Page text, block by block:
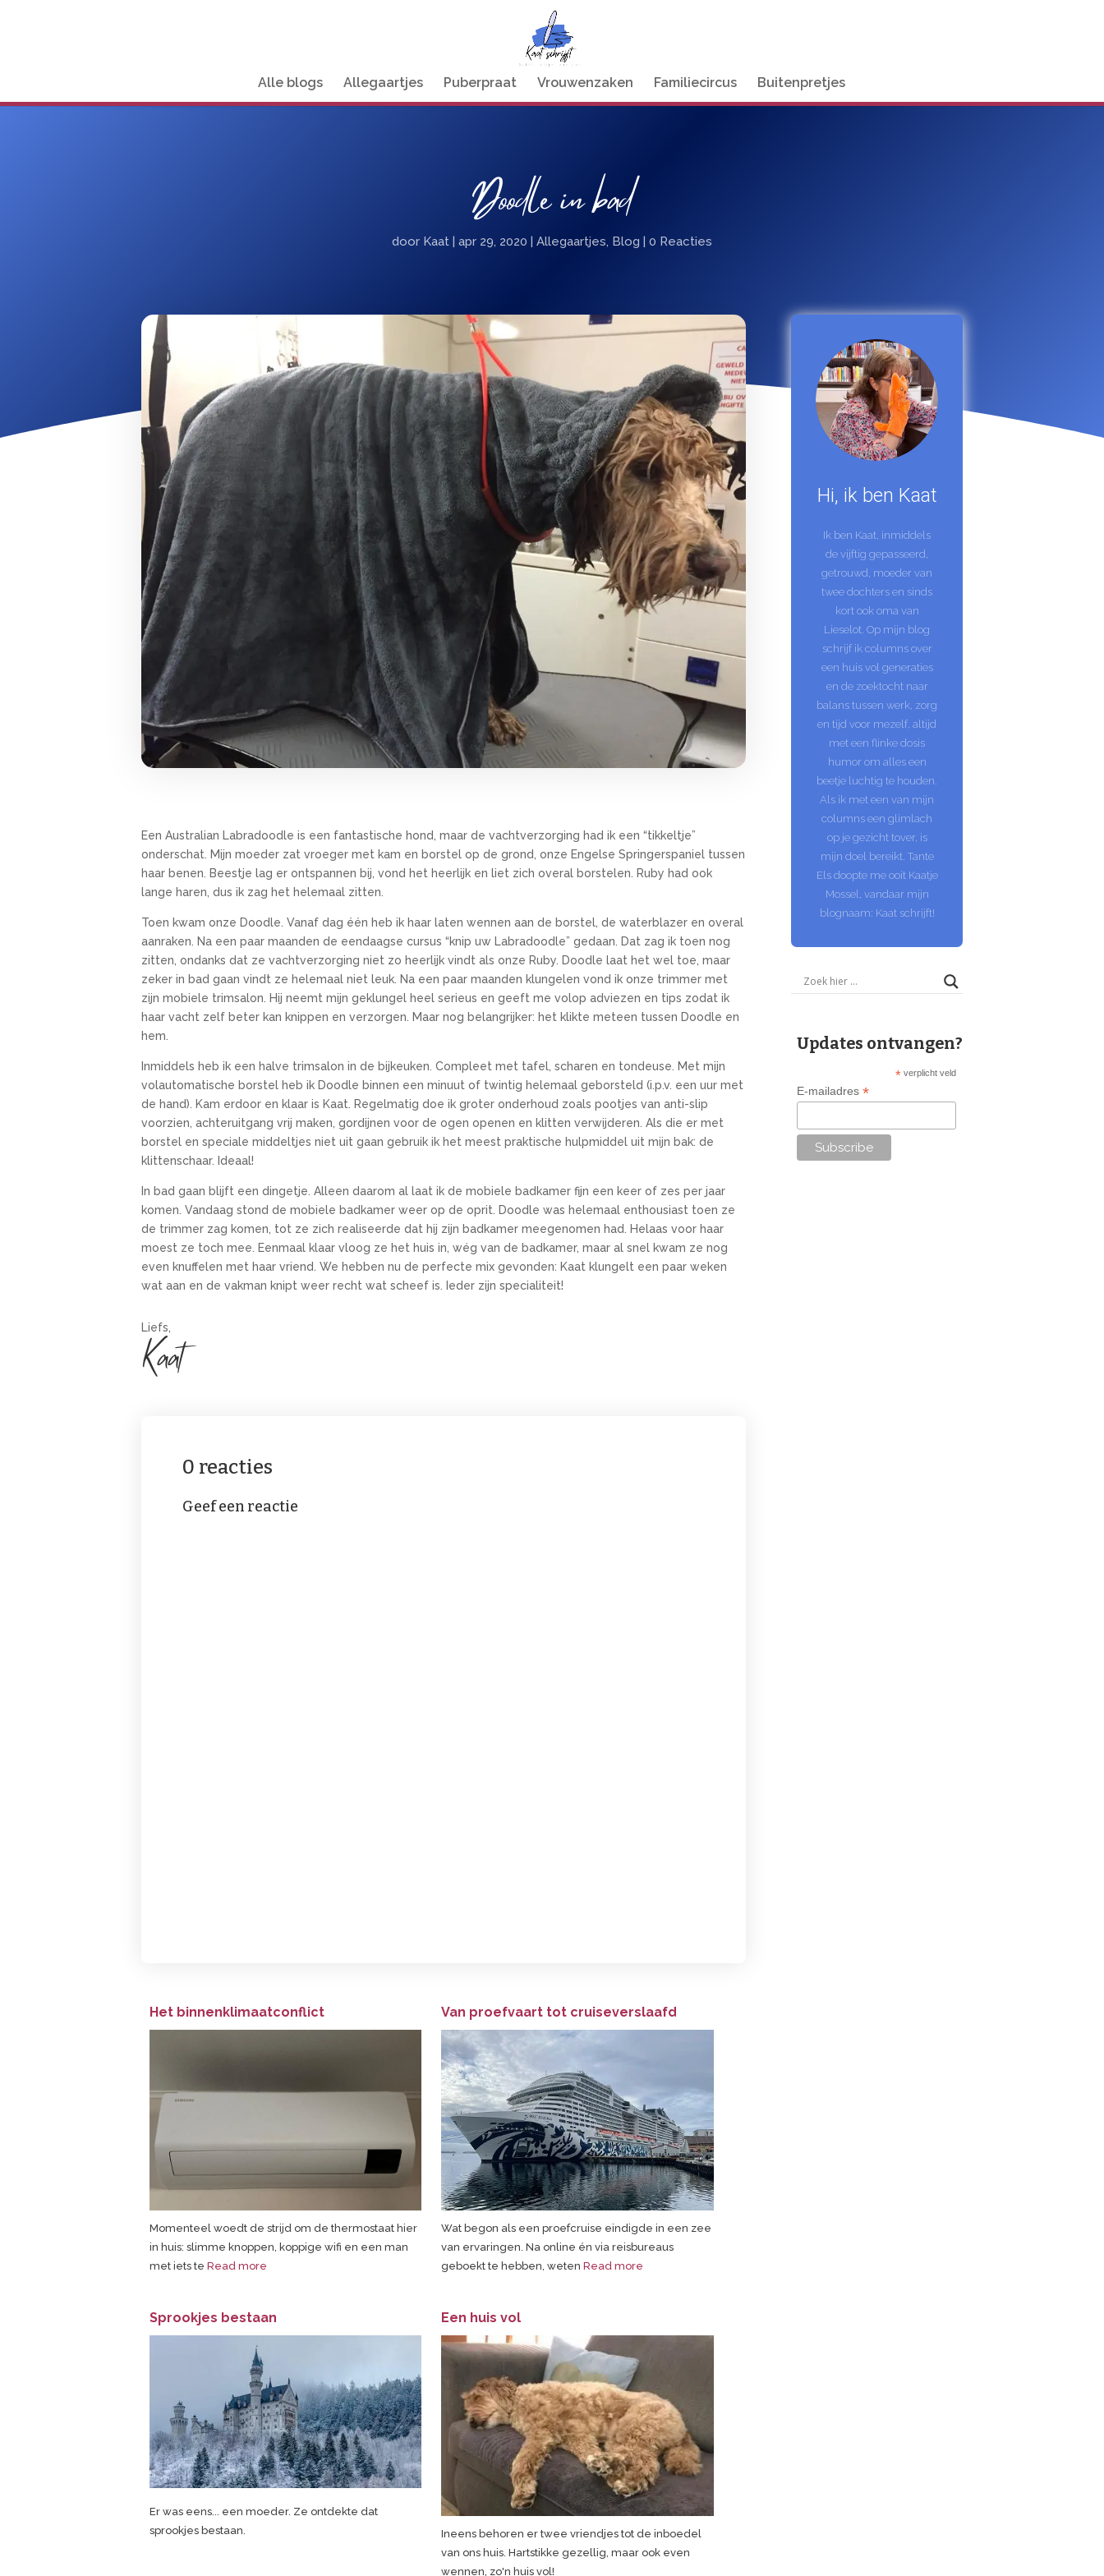
Alle blogs Allegaartjes Puberpraat Vrouwenzaken Familiecircus Buitenpretjes
Doodle in bad
door Kaat | apr 29, 2020 | Allegaartjes, Blog | 0 Reacties
Een Australian Labradoodle is een fantastische hond, maar de vachtverzorging had ik een “tikkeltje”
onderschat. Mijn moeder zat vroeger met kam en borstel op de grond, onze Engelse Springerspaniel tussen
haar benen. Beestje lag er ontspannen bij, vond het heerlijk en liet zich overal borstelen. Ruby had ook
lange haren, dus ik zag het helemaal zitten.
Toen kwam onze Doodle. Vanaf dag één heb ik haar laten wennen aan de borstel, de waterblazer en overal
aanraken. Na een paar maanden de eendaagse cursus “knip uw Labradoodle” gedaan. Dat zag ik toen nog
zitten, ondanks dat ze vachtverzorging niet zo heerlijk vindt als onze Ruby. Doodle laat het wel toe, maar
zeker in bad gaan vindt ze helemaal niet leuk. Na een paar maanden klungelen vond ik onze trimmer met
zijn mobiele trimsalon. Hij neemt mijn geklungel heel serieus en geeft me volop adviezen en tips zodat ik
haar vacht zelf beter kan knippen en verzorgen. Maar nog belangrijker: het klikte meteen tussen Doodle en
hem.
Inmiddels heb ik een halve trimsalon in de bijkeuken. Compleet met tafel, scharen en tondeuse. Met mijn
volautomatische borstel heb ik Doodle binnen een minuut of twintig helemaal geborsteld (i.p.v. een uur met
de hand). Kam erdoor en klaar is Kaat. Regelmatig doe ik groter onderhoud zoals pootjes van anti-slip
voorzien, achteruitgang vrij maken, gordijnen voor de ogen openen en klitten verwijderen. Als die er met
borstel en speciale middeltjes niet uit gaan gebruik ik het meest praktische hulpmiddel uit mijn bak: de
klittenschaar. Ideaal!
In bad gaan blijft een dingetje. Alleen daarom al laat ik de mobiele badkamer fijn een keer of zes per jaar
komen. Vandaag stond de mobiele badkamer weer op de oprit. Doodle was helemaal enthousiast toen ze
de trimmer zag komen, tot ze zich realiseerde dat hij zijn badkamer meegenomen had. Helaas voor haar
moest ze toch mee. Eenmaal klaar vloog ze het huis in, wég van de badkamer, maar al snel kwam ze nog
even knuffelen met haar vriend. We hebben nu de perfecte mix gevonden: Kaat klungelt een paar weken
wat aan en de vakman knipt weer recht wat scheef is. Ieder zijn specialiteit!
Liefs,
Kaat
0 reacties
Geef een reactie
Het binnenklimaatconflict
Momenteel woedt de strijd om de thermostaat hier
in huis: slimme knoppen, koppige wifi en een man
met iets te Read more
Van proefvaart tot cruiseverslaafd
Wat begon als een proefcruise eindigde in een zee
van ervaringen. Na online én via reisbureaus
geboekt te hebben, wetenRead more
Sprookjes bestaan
Er was eens... een moeder. Ze ontdekte dat
sprookjes bestaan.
Een huis vol
Ineens behoren er twee vriendjes tot de inboedel
van ons huis. Hartstikke gezellig, maar ook even
wennen, zo'n huis vol!
Hi, ik ben Kaat
Ik ben Kaat, inmiddels
de vijftig gepasseerd,
getrouwd, moeder van
twee dochters en sinds
kort ook oma van
Lieselot. Op mijn blog
schrijf ik columns over
een huis vol generaties
en de zoektocht naar
balans tussen werk, zorg
en tijd voor mezelf, altijd
met een flinke dosis
humor om alles een
beetje luchtig te houden.
Als ik met een van mijn
columns een glimlach
op je gezicht tover, is
mijn doel bereikt. Tante
Els doopte me ooit Kaatje
Mossel, vandaar mijn
blognaam: Kaat schrijft!
Updates ontvangen?
*verplicht veld
E-mailadres *